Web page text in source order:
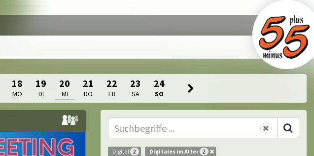
18
MO
19
DI
20
MI
21
DO
22
FR
23
SA
24
SO
Digital 2 Digitales im Alter 2